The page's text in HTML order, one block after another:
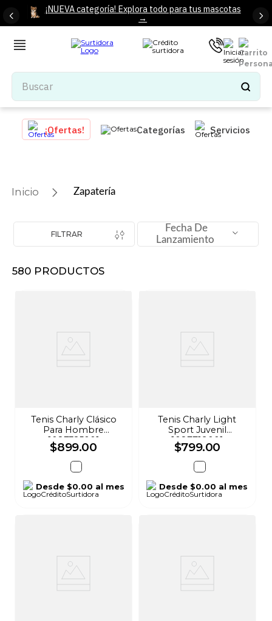
¡NUEVA categoría! Explora todo para tus mascotas
→
Buscar
TÉRMINOS MÁS BUSCADOS
1.
tenis mujer
iphone
5.
tenis
¡Ofertas! Categorías Servicios
Zapatería
FILTRAR
Fecha De
Lanzamiento
580 PRODUCTOS
Tenis Charly Clásico
Para Hombre
1087325001
$899.00
Desde$0.00 al mes
Tenis Charly Light
Sport Juvenil
1087719001
$799.00
Desde $0.00 al mes